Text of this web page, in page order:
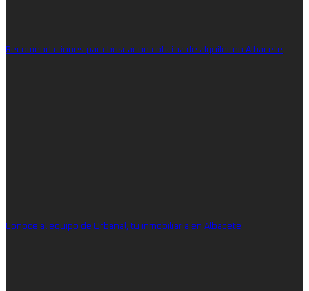
Recomendaciones para buscar una oficina de alquiler en Albacete
Conoce al equipo de Urbanal, tu inmobiliaria en Albacete